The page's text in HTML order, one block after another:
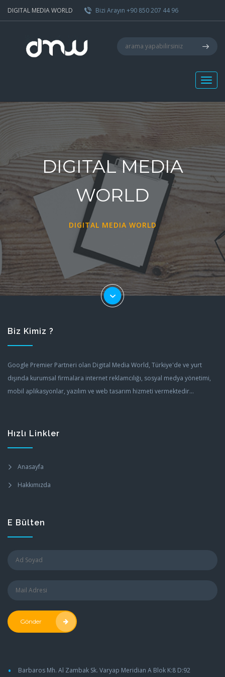
DIGITAL MEDIA WORLD Bizi Arayın +90 850 207 44 96
DIGITAL MEDIA
WORLD
DIGITAL MEDIA WORLD
Biz Kimiz ?
Google Premier Partneri olan Digital Media World, Türkiye'de ve yurt
dışında kurumsal firmalara internet reklamcılığı, sosyal medya yönetimi,
mobil aplikasyonlar, yazılım ve web tasarım hizmeti vermektedir...
Hızlı Linkler
Anasayfa
Hakkımızda
E Bülten
Gönder
• Barbaros Mh. Al Zambak Sk. Varyap Meridian A Blok K:8 D:92